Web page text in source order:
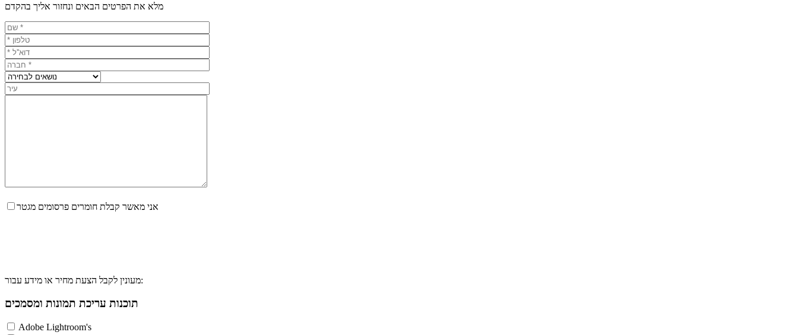
מלא את הפרטים הבאים ונחזור אליך בהקדם
אני מאשר קבלת חומרים פרסומים מגטר
מעונין לקבל הצעת מחיר או מידע עבור:
תוכנות עריכת תמונות ומסמכים
Adobe Lightroom's